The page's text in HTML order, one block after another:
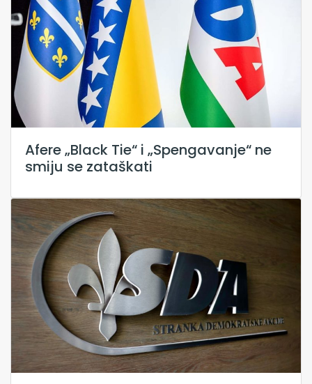
Afere „Black Tie“ i „Spengavanje“ ne
smiju se zataškati